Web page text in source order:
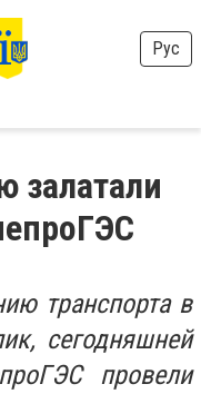
Рус
залатали
транспорта в
сегодняшней
провели